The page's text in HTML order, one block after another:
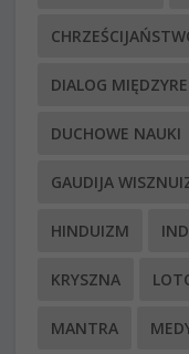
DIALOG
DUCHOWE NAUKI
GAUDIJA
HINDUIZM
KRYSZNA
MANTRA